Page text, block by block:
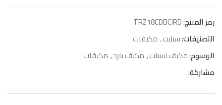
رمز المنتج:TRZ18CDBCIRD
التصنيفات:سبليت, مكيفات
الوسوم:مكيف اسبلت, مكيف بارد, مكيفات
مشاركة: